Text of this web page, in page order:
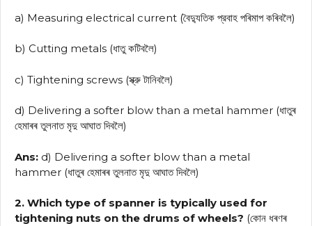
a) Measuring electrical current (বৈদ্যুতিক প্রবাহ পৰিমাপ কৰিবলৈ)
b) Cutting metals (ধাতু কটিবলৈ)
c) Tightening screws (স্ক্রু টানিবলৈ)
d) Delivering a softer blow than a metal hammer (ধাতুৰ
হেমাৰৰ তুলনাত মৃদু আঘাত দিবলৈ)
Ans: d) Delivering a softer blow than a metal
hammer (ধাতুৰ হেমাৰৰ তুলনাত মৃদু আঘাত দিবলৈ)
2. Which type of spanner is typically used for
tightening nuts on the drums of wheels? (কোন ধৰণৰ